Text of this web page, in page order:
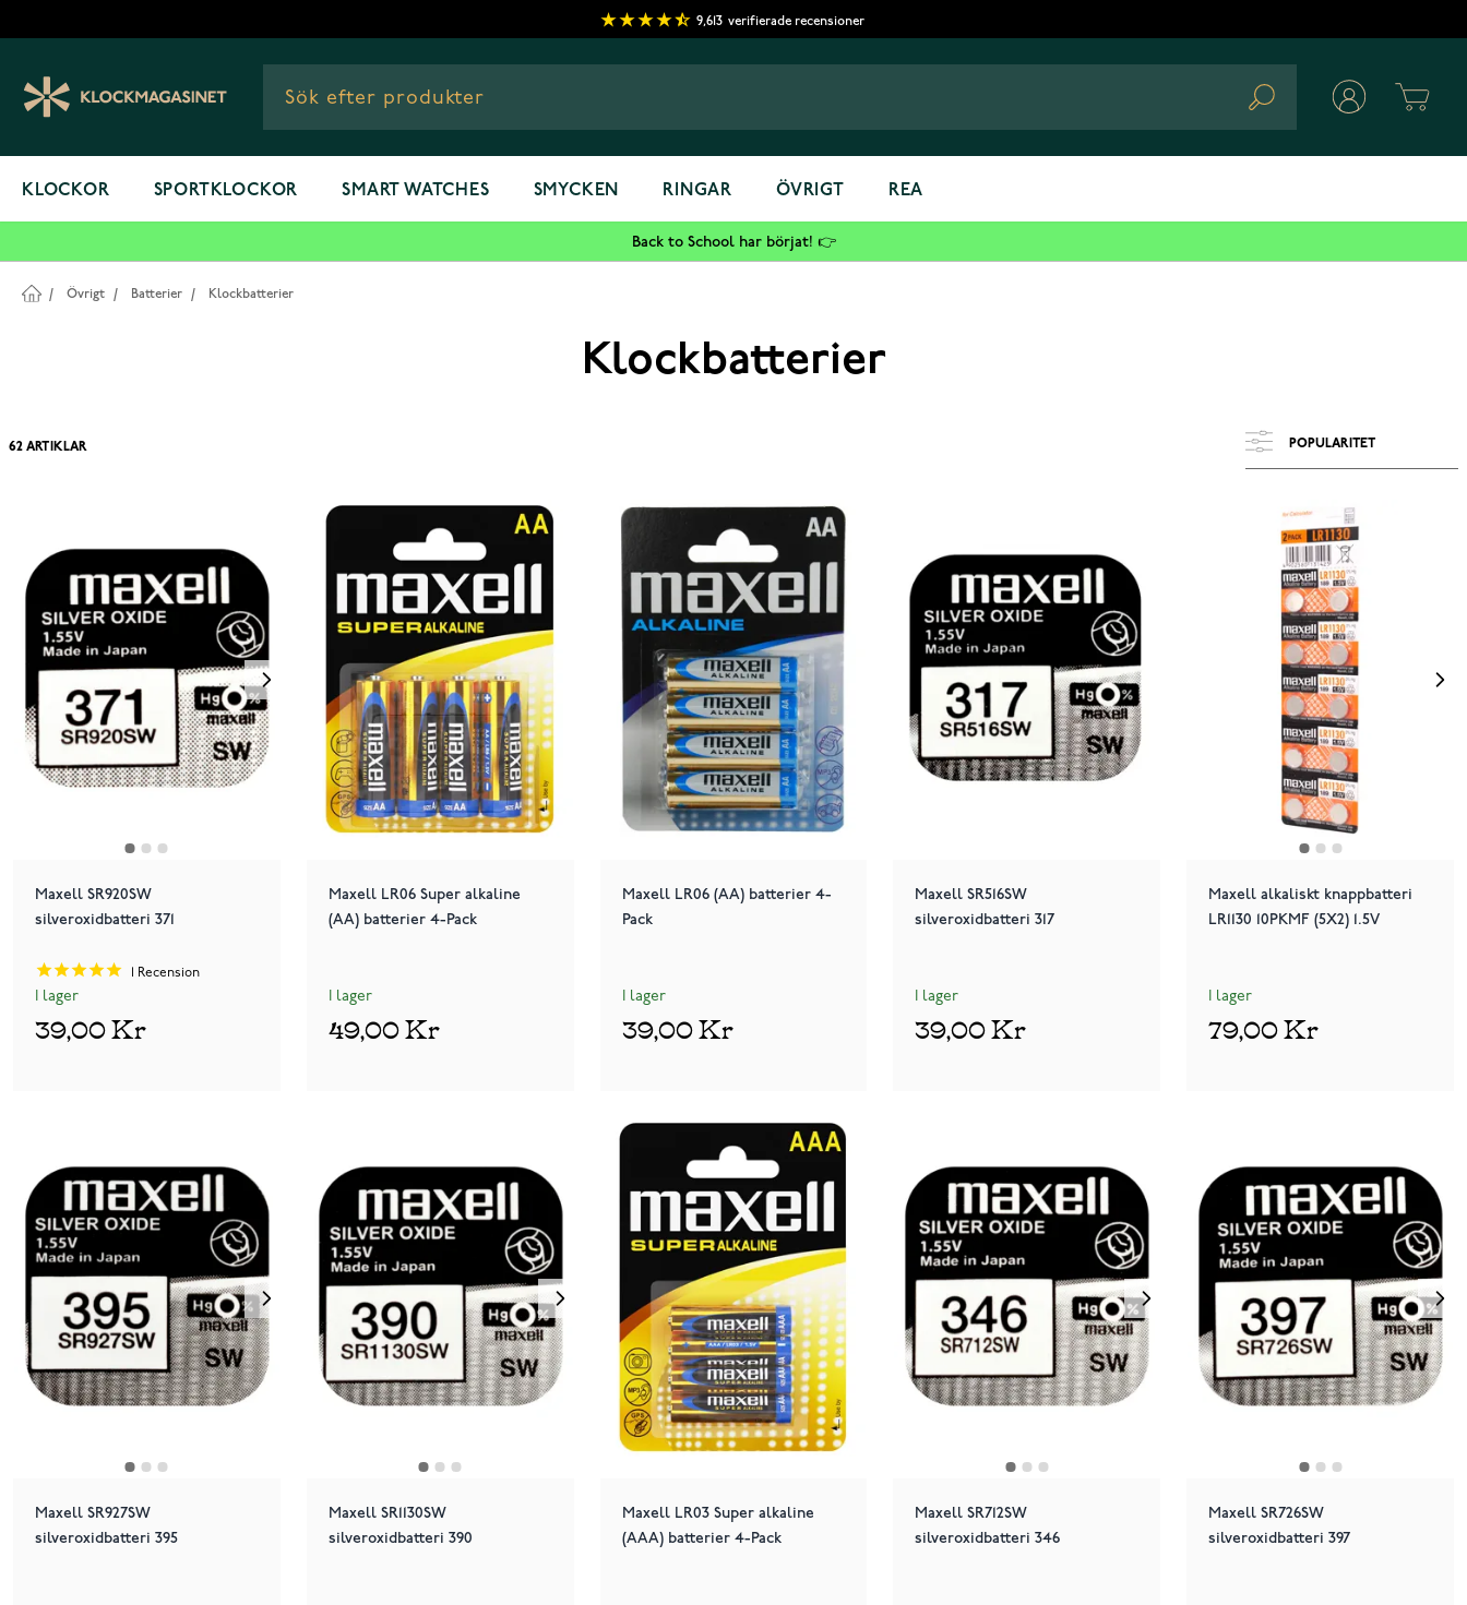
9,613 verifierade recensioner
Search
KLOCKOR SPORTKLOCKOR SMART WATCHES SMYCKEN RINGAR ÖVRIGT REA
Back to School har börjat! 👉
/ Övrigt / Batterier / Klockbatterier
Klockbatterier
62 ARTIKLAR
Maxell SR920SW
silveroxidbatteri 371
1 Recension
I lager
39,00 Kr
Maxell LR06 Super alkaline
(AA) batterier 4-Pack
I lager
49,00 Kr
Maxell LR06 (AA) batterier 4-
Pack
I lager
39,00 Kr
Maxell SR516SW
silveroxidbatteri 317
I lager
39,00 Kr
Maxell alkaliskt knappbatteri
LR1130 10PKMF (5X2) 1.5V
I lager
79,00 Kr
Maxell SR927SW
silveroxidbatteri 395
Maxell SR1130SW
silveroxidbatteri 390
Maxell LR03 Super alkaline
(AAA) batterier 4-Pack
Maxell SR712SW
silveroxidbatteri 346
Maxell SR726SW
silveroxidbatteri 397